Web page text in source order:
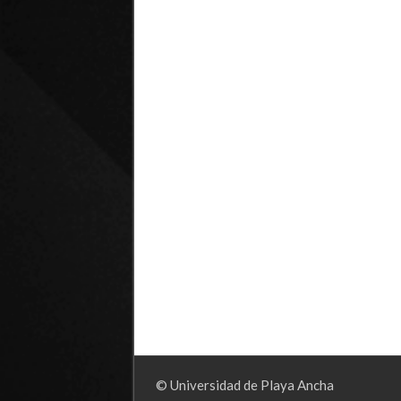
© Universidad de Playa Ancha